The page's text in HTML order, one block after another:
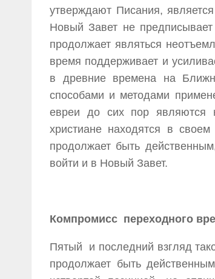
утверждают Писания,
Новый Завет не
продолжает являться
время поддерживает и
в древние времена на
способами и методами
евреи до сих пор являются
христиане находятся в
продолжает быть
войти и в Новый Завет.
Компромисс переходного
Пятый и последний взгляд
продолжает быть